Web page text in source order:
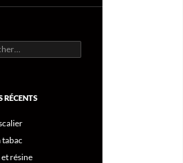
:
RÉCENTS
tabac
résine